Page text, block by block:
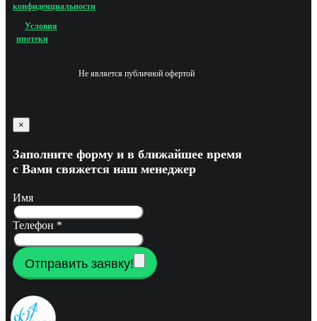
конфиденциальности
Условия
ипотеки
Не является публичной офертой
×
Заполните форму и в ближайшее время
с Вами свяжется наш менеджер
Имя
Телефон *
Отправить заявку!